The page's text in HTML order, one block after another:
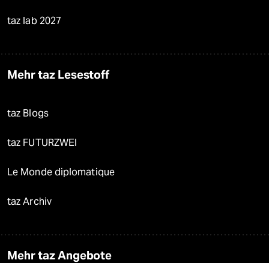
taz lab 2027
Mehr taz Lesestoff
taz Blogs
taz FUTURZWEI
Le Monde diplomatique
taz Archiv
Mehr taz Angebote